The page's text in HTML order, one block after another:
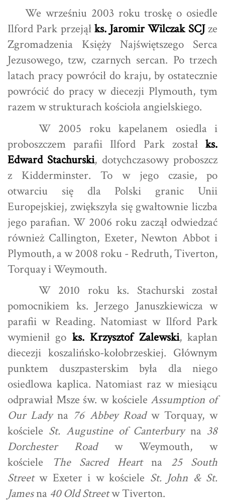
We wrześniu 2003 roku troskę o osiedle
Ilford Park przejął ks. Jaromir Wilczak SCJze
Zgromadzenia Księży Najświętszego Serca
Jezusowego, tzw, czarnych sercan. Po trzech
latach pracy powrócił do kraju, by ostatecznie
powrócić do pracy w diecezji Plymouth, tym
razem w strukturach kościoła angielskiego.
W 2005 roku kapelanem osiedla i
proboszczem parafii Ilford Park został ks.
Edward Stachurski, dotychczasowy proboszcz
z Kidderminster. To w jego czasie, po
otwarciu się dla Polski granic Unii
Europejskiej, zwiększyła się gwałtownie liczba
jego parafian. W 2006 roku zaczął odwiedzać
również Callington, Exeter, Newton Abbot i
Plymouth, a w 2008 roku - Redruth, Tiverton,
Torquay i Weymouth.
W 2010 roku ks. Stachurski został
pomocnikiem ks. Jerzego Januszkiewicza w
parafii w Reading. Natomiast w Ilford Park
wymienił go ks. Krzysztof Zalewski, kapłan
diecezji koszalińsko-kołobrzeskiej. Głównym
punktem duszpasterskim była dla niego
osiedlowa kaplica. Natomiast raz w miesiącu
odprawiał Msze św. w kościeleAssumption of
Our Ladyna 76 Abbey Roadw Torquay, w
kościele St. Augustine of Canterbury na 38
Dorchester Roadw Weymouth, w
kościele
The Sacred Heartna 25 South
Streetw Exeter i w kościele St. John & St.
Jamesna 40 Old Streetw Tiverton.